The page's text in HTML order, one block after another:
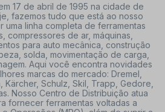
17 de abril de 1995 na cidade de
fazemos tudo que está ao nosso
uma linha completa de ferramentas
compressores de ar, máquinas,
para auto mecânica, construção
solda, movimentação de carga,
Aqui você encontra novidades
marcas do mercado: Dremel,
Kärcher, Schulz, Skil, Trapp, Gedore,
Nosso Centro de Distribuição atua
fornecer ferramentas voltadas a